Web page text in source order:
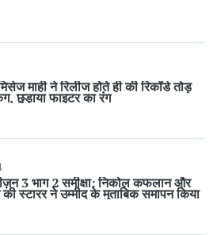
माही ने रिलीज होते ही की रिकॉर्ड तोड़
छुड़ाया फाइटर का रंग
3 भाग 2 समीक्षा: निकोल कफलान और
स्टारर ने उम्मीद के मुताबिक समापन किया